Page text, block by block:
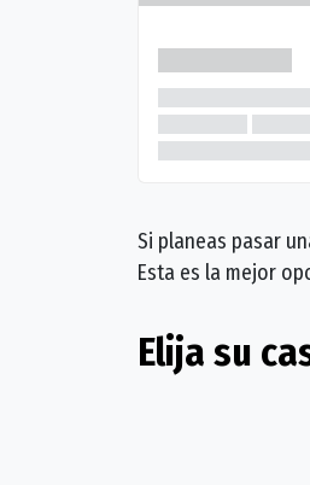
Si planeas pasar
Esta es la mejor
Elija su